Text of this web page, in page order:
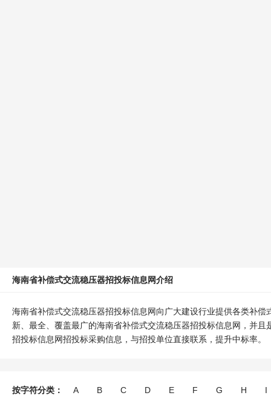
海南省补偿式交流稳压器招投标信息网介绍
海南省补偿式交流稳压器招投标信息网向广大建设行业提供各类补
新、最全、覆盖最广的海南省补偿式交流稳压器招投标信息网，并
招投标信息网招投标采购信息，与招投单位直接联系，提升中标率。
按字符分类： A B C D E F G H I